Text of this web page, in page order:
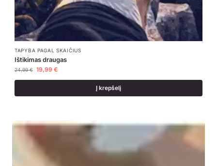
TAPYBA PAGAL SKAIČIUS
Ištikimas draugas
24,99€ 19,99 €
Į krepšelį